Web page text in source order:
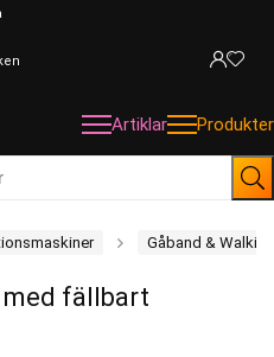
Artiklar Produkter
Gåband &
med fällbart